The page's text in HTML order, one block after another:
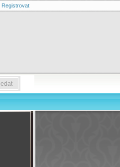
Registrovat